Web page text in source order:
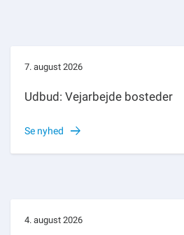
7. august 2026
Udbud: Vejarbejde bosteder
Se nyhed
4. august 2026